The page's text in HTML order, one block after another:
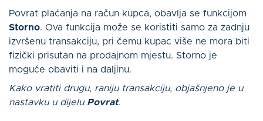
Povrat plaćanja na račun kupca, obavlja se funkcijom
Storno. Ova funkcija može se koristiti samo za zadnju
izvršenu transakciju, pri čemu kupac više ne mora biti
fizički prisutan na prodajnom mjestu. Storno je
moguće obaviti i na daljinu.
Kako vratiti drugu, raniju transakciju, objašnjeno je u
nastavku u dijelu Povrat.